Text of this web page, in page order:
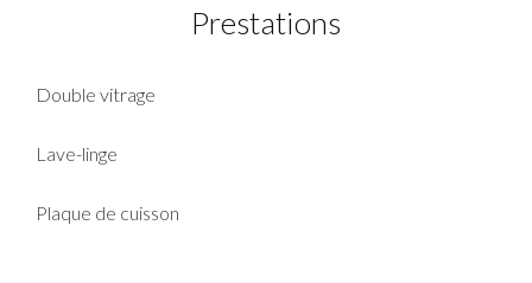
Prestations
Double vitrage
Lave-linge
Plaque de cuisson